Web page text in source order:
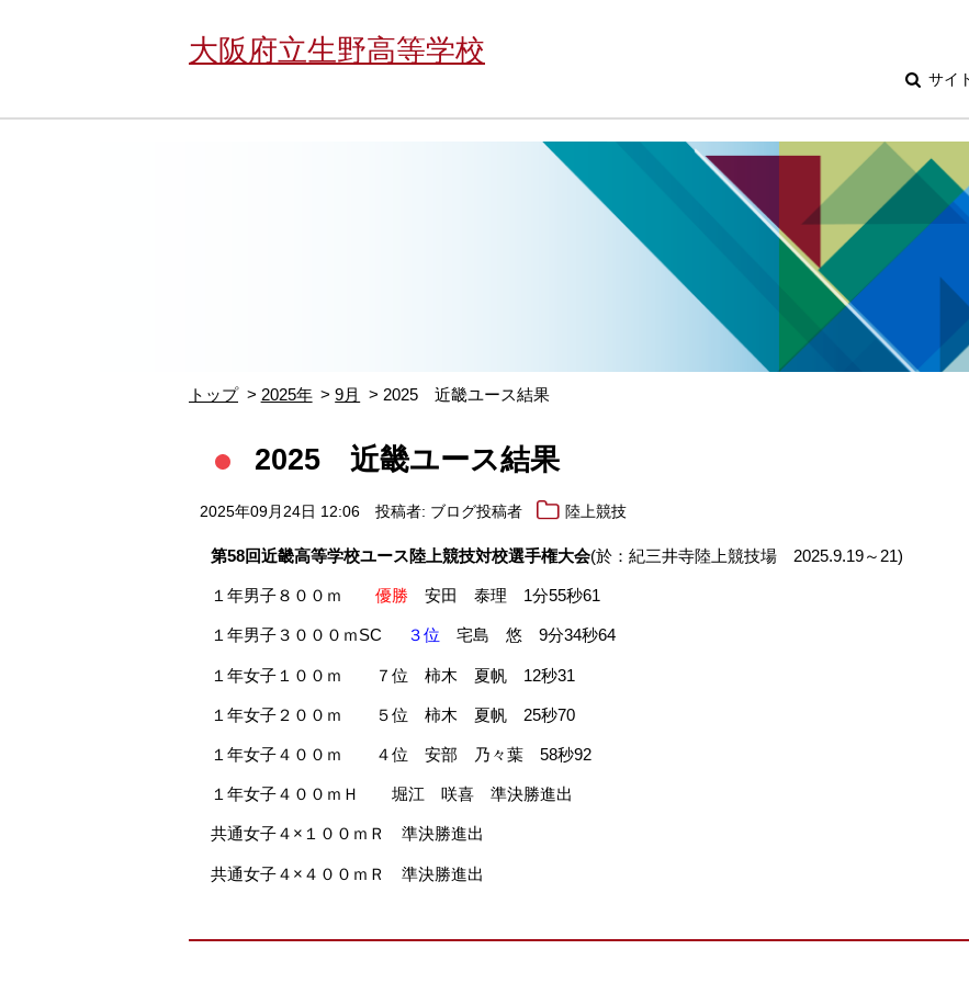
大阪府立生野高等学校
サイ
トップ 2025年 9月 2025 近畿ユース結果
2025 近畿ユース結果
2025年09月24日 12:06 投稿者: ブログ投稿者 陸上競技
第58回近畿高等学校ユース陸上競技対校選手権大会(於：紀三井寺陸上競技場 2025.9.19～21)
１年男子８００ｍ 優勝 安田 泰理 1分55秒61
１年男子３０００ｍSC ３位 宅島 悠 9分34秒64
１年女子１００ｍ ７ 位 柿木 夏帆 12秒31
１年女子２００ｍ ５位 柿木 夏帆 25秒70
１年女子４００ｍ ４位 安部 乃々葉 58秒92
１年女子４００ｍＨ 堀江 咲喜 準決勝進出
共通女子４×１００ｍＲ 準決勝進出
共通女子４×４００ｍＲ 準決勝進出